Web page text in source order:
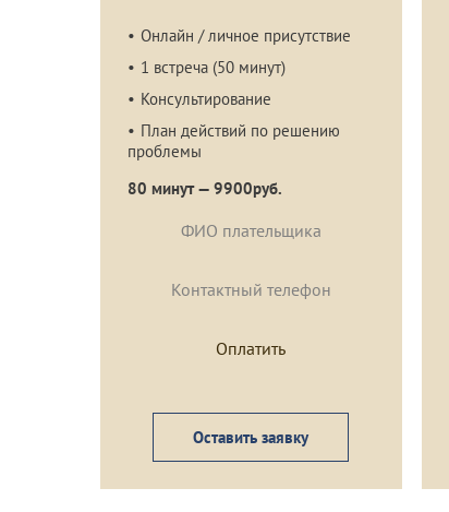
Онлайн / личное присутствие
1 встреча (50 минут)
Консультирование
План действий по решению
проблемы
80 минут — 9900руб.
Оставить заявку